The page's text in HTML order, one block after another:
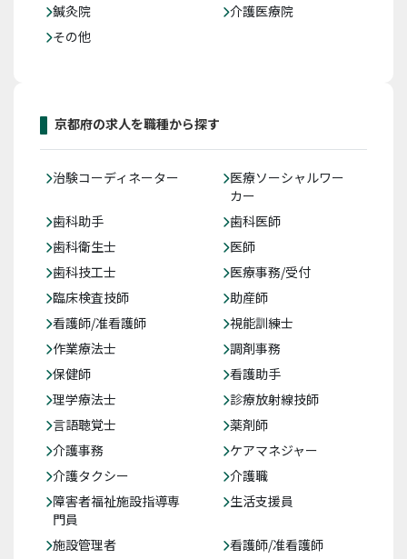
鍼灸院
介護医療院
その他
京都府の求人を職種から探す
治験コーディネーター
医療ソーシャルワー
カー
歯科助手
歯科医師
歯科衛生士
医師
歯科技工士
医療事務/受付
臨床検査技師
助産師
看護師/准看護師
視能訓練士
作業療法士
調剤事務
保健師
看護助手
理学療法士
診療放射線技師
言語聴覚士
薬剤師
介護事務
ケアマネジャー
介護タクシー
介護職
障害者福祉施設指導専
門員
生活支援員
施設管理者
看護師/准看護師